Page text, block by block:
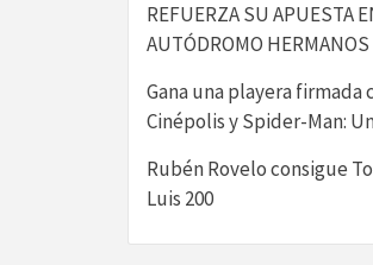
REFUERZA SU APUESTA
AUTÓDROMO
Gana una playera firmada
Cinépolis y Spider-Man:
Rubén Rovelo consigue
Luis 200